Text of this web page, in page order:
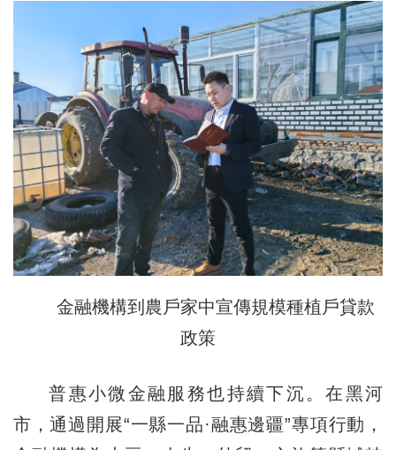
金融機構到農戶家中宣傳規模種植戶貸款
政策
普惠小微金融服務也持續下沉。在黑河
市，通過開展“一縣一品·融惠邊疆”專項行動，